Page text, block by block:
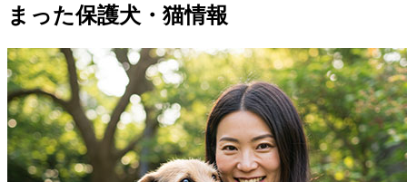
まった保護犬・猫情報